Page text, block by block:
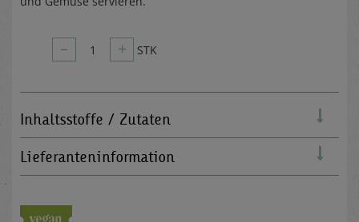
– 1 + STK
Inhaltsstoffe / Zutaten
Lieferanteninformation